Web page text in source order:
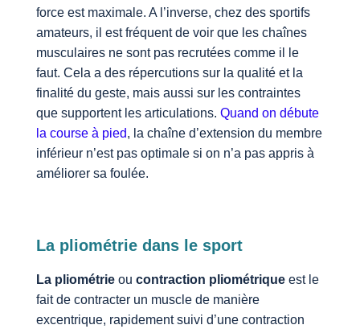
force est maximale. A l’inverse, chez des sportifs
amateurs, il est fréquent de voir que les chaînes
musculaires ne sont pas recrutées comme il le
faut. Cela a des répercutions sur la qualité et la
finalité du geste, mais aussi sur les contraintes
que supportent les articulations. Quand on débute
la course à pied, la chaîne d’extension du membre
inférieur n’est pas optimale si on n’a pas appris à
améliorer sa foulée.
La pliométrie dans le sport
La pliométrieou contraction pliométriqueest le
fait de contracter un muscle de manière
excentrique, rapidement suivi d’une contraction